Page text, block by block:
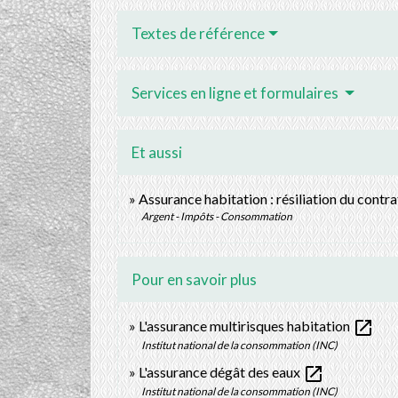
Textes de référence
Services en ligne et formulaires
Et aussi
Assurance habitation : résiliation du
Argent - Impôts - Consommation
Pour en savoir plus
L'assurance multirisques habitationopen_in_new
Institut national de la consommation (INC)
L'assurance dégât des eauxopen_in_new
Institut national de la consommation (INC)